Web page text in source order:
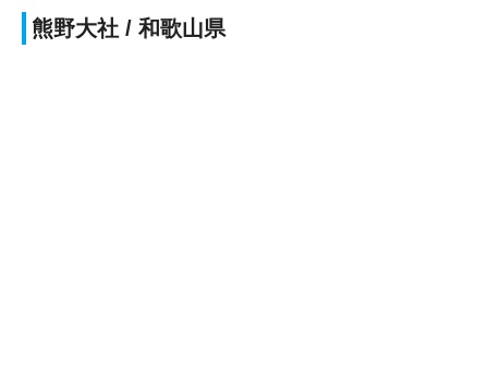
熊野大社 / 和歌山県